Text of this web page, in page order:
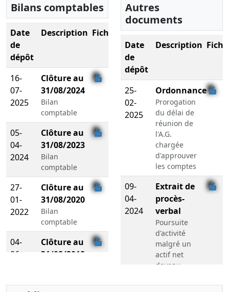
Bilans comptables
Date
de
dépôt
Description Fichier
16-
07-
2025
Clôture au
31/08/2024
Bilan
comptable
05-
04-
2024
Clôture au
31/08/2023
Bilan
comptable
27-
01-
2022
Clôture au
31/08/2020
Bilan
comptable
04-
06-
Clôture au
31/08/2018
Autres
documents
Date
de
dépôt
Description
25-
02-
2025
Ordonnance
Prorogation
du délai de
réunion de
l'A.G.
chargée
d'approuver
les comptes
09-
04-
2024
Extrait de
procès-
verbal
Poursuite
d'activité
malgré un
actif net
devenu
la moitié du